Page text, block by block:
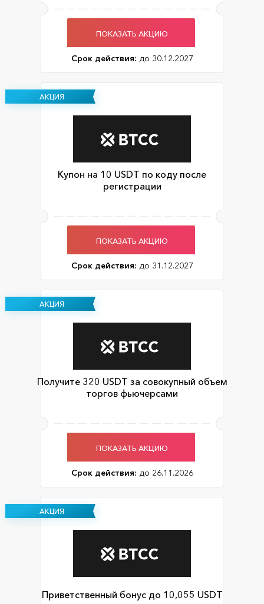
ПОКАЗАТЬ АКЦИЮ
Срок действия: до 30.12.2027
АКЦИЯ
Купон на 10 USDT по коду после
регистрации
ПОКАЗАТЬ АКЦИЮ
Срок действия: до 31.12.2027
АКЦИЯ
Получите 320 USDT за совокупный объем
торгов фьючерсами
ПОКАЗАТЬ АКЦИЮ
Срок действия: до 26.11.2026
АКЦИЯ
Приветственный бонус до 10,055 USDT